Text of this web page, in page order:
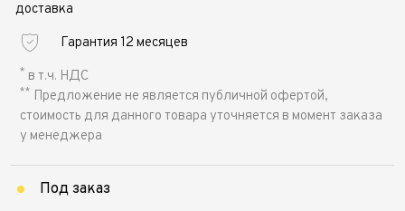
доставка
Гарантия 12 месяцев
* в т.ч. НДС
** Предложение не является публичной офертой,
стоимость для данного товара уточняется в момент заказа
у менеджера
Под заказ